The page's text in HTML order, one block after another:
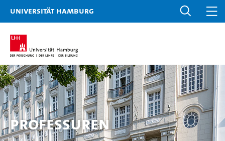
Universität Hamburg
Professuren